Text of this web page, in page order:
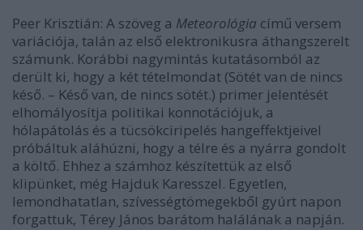
Peer Krisztián: A szöveg a Meteorológia című versem
variációja, talán az első elektronikusra áthangszerelt
számunk. Korábbi nagymintás kutatásomból az
derült ki, hogy a két tételmondat (Sötét van de nincs
késő. – Késő van, de nincs sötét.) primer jelentését
elhomályosítja politikai konnotációjuk, a
hólapátolás és a tücsökciripelés hangeffektjeivel
próbáltuk aláhúzni, hogy a télre és a nyárra gondolt
a költő. Ehhez a számhoz készítettük az első
klipünket, még Hajduk Karesszel. Egyetlen,
lemondhatatlan, szívességtömegekből gyúrt napon
forgattuk, Térey János barátom halálának a napján.